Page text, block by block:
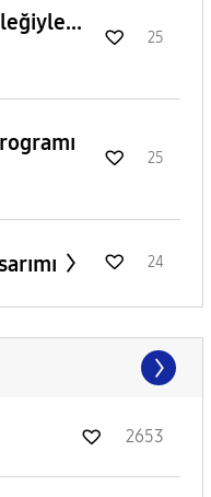
25
25
24
2653